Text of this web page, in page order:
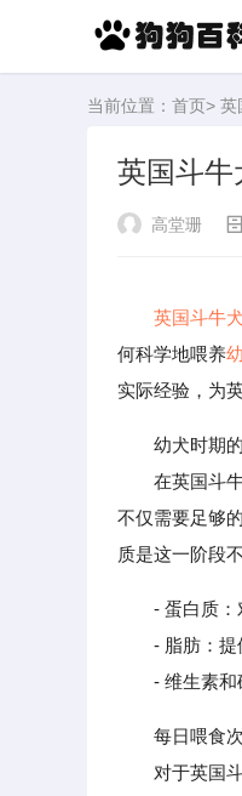
当前位置： 首页> 英
英国斗牛
高堂珊
英国斗牛犬
何科学地喂养
实际经验，为
幼犬时期的
在英国斗牛
不仅需要足够
质是这一阶段
- 蛋白质：
- 脂肪：提供
- 维生素和矿
每日喂食
对于英国斗